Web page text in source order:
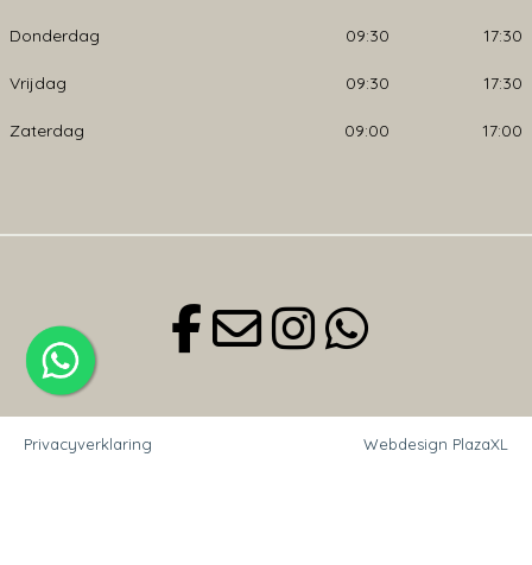
Donderdag 09:30 17:30
Vrijdag 09:30 17:30
Zaterdag 09:00 17:00
Privacyverklaring Webdesign PlazaXL